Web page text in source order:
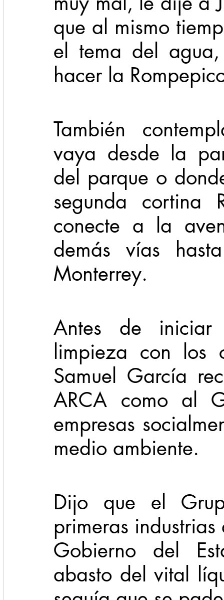
que al mismo
el tema del
hacer la
También
vaya desde la
del parque o
segunda cortina
conecte a la
demás vías
Monterrey.
Antes de
limpieza con los
Samuel García
ARCA como al
empresas
medio ambiente.
Dijo que el
primeras
Gobierno del
abasto del vital